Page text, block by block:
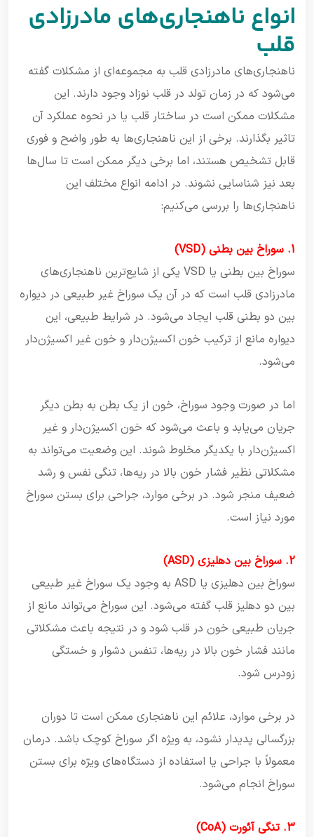
انواع ناهنجاری‌های مادرزادی
قلب
ناهنجاری‌های مادرزادی قلب به مجموعه‌ای از مشکلات گفته
می‌شود که در زمان تولد در قلب نوزاد وجود دارند. این
مشکلات ممکن است در ساختار قلب یا در نحوه عملکرد آن
تاثیر بگذارند. برخی از این ناهنجاری‌ها به طور واضح و فوری
قابل تشخیص هستند، اما برخی دیگر ممکن است تا سال‌ها
بعد نیز شناسایی نشوند. در ادامه انواع مختلف این
ناهنجاری‌ها را بررسی می‌کنیم:
1. سوراخ بین بطنی (VSD)
سوراخ بین بطنی یا VSD یکی از شایع‌ترین ناهنجاری‌های
مادرزادی قلب است که در آن یک سوراخ غیر طبیعی در دیواره
بین دو بطنی قلب ایجاد می‌شود. در شرایط طبیعی، این
دیواره مانع از ترکیب خون اکسیژن‌دار و خون غیر اکسیژن‌دار
می‌شود.
اما در صورت وجود سوراخ، خون از یک بطن به بطن دیگر
جریان می‌یابد و باعث می‌شود که خون اکسیژن‌دار و غیر
اکسیژن‌دار با یکدیگر مخلوط شوند. این وضعیت می‌تواند به
مشکلاتی نظیر فشار خون بالا در ریه‌ها، تنگی نفس و رشد
ضعیف منجر شود. در برخی موارد، جراحی برای بستن سوراخ
مورد نیاز است.
2. سوراخ بین دهلیزی (ASD)
سوراخ بین دهلیزی یا ASD به وجود یک سوراخ غیر طبیعی
بین دو دهلیز قلب گفته می‌شود. این سوراخ می‌تواند مانع از
جریان طبیعی خون در قلب شود و در نتیجه باعث مشکلاتی
مانند فشار خون بالا در ریه‌ها، تنفس دشوار و خستگی
زودرس شود.
در برخی موارد، علائم این ناهنجاری ممکن است تا دوران
بزرگسالی پدیدار نشود، به ویژه اگر سوراخ کوچک باشد. درمان
معمولاً با جراحی یا استفاده از دستگاه‌های ویژه برای بستن
سوراخ انجام می‌شود.
3. تنگی آئورت (CoA)